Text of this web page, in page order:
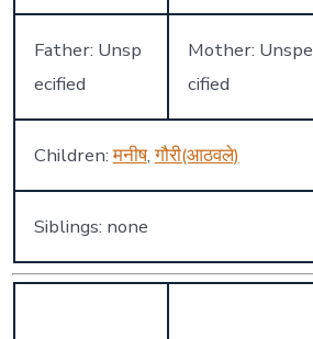
Father: Unsp
ecified
Mother: Unspe
cified
Children:मनीष,गौरी(आठवले)
Siblings: none